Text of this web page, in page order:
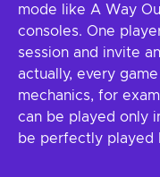
mode like A Way
consoles. One
session and invite
actually, every
mechanics, for
can be played only
be perfectly played